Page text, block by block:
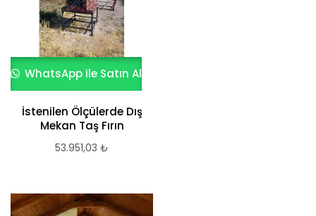
WhatsApp ile Satın Al
İstenilen Ölçülerde Dış
Mekan Taş Fırın
53.951,03 ₺